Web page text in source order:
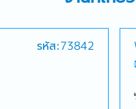
รหัส:73842